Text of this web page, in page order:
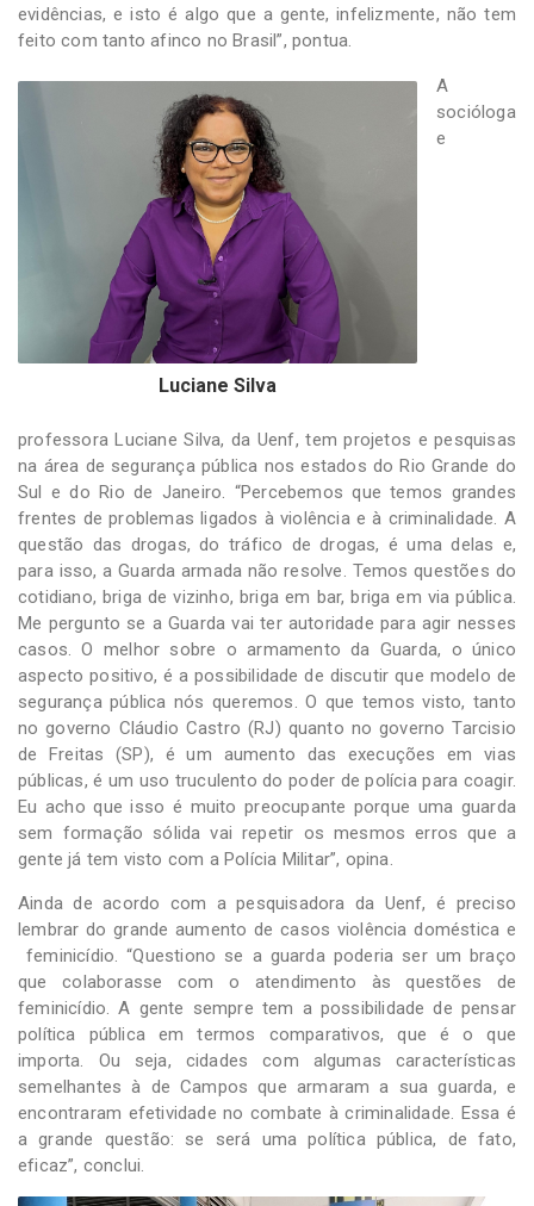
evidências, e isto é algo que a gente, infelizmente, não tem
feito com tanto afinco no Brasil”, pontua.
Luciane Silva
A
socióloga
e
professora Luciane Silva, da Uenf, tem projetos e pesquisas
na área de segurança pública nos estados do Rio Grande do
Sul e do Rio de Janeiro. “Percebemos que temos grandes
frentes de problemas ligados à violência e à criminalidade. A
questão das drogas, do tráfico de drogas, é uma delas e,
para isso, a Guarda armada não resolve. Temos questões do
cotidiano, briga de vizinho, briga em bar, briga em via pública.
Me pergunto se a Guarda vai ter autoridade para agir nesses
casos. O melhor sobre o armamento da Guarda, o único
aspecto positivo, é a possibilidade de discutir que modelo de
segurança pública nós queremos. O que temos visto, tanto
no governo Cláudio Castro (RJ) quanto no governo Tarcisio
de Freitas (SP), é um aumento das execuções em vias
públicas, é um uso truculento do poder de polícia para coagir.
Eu acho que isso é muito preocupante porque uma guarda
sem formação sólida vai repetir os mesmos erros que a
gente já tem visto com a Polícia Militar”, opina.
Ainda de acordo com a pesquisadora da Uenf, é preciso
lembrar do grande aumento de casos violência doméstica e
feminicídio. “Questiono se a guarda poderia ser um braço
que colaborasse com o atendimento às questões de
feminicídio. A gente sempre tem a possibilidade de pensar
política pública em termos comparativos, que é o que
importa. Ou seja, cidades com algumas características
semelhantes à de Campos que armaram a sua guarda, e
encontraram efetividade no combate à criminalidade. Essa é
a grande questão: se será uma política pública, de fato,
eficaz”, conclui.